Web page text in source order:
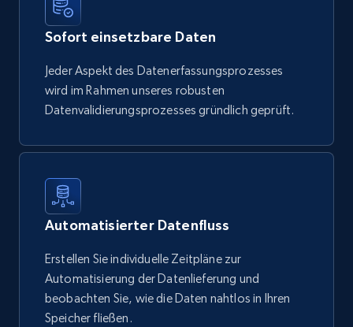
Sofort einsetzbare Daten
Jeder Aspekt des Datenerfassungsprozesses
wird im Rahmen unseres robusten
Datenvalidierungsprozesses gründlich geprüft.
Automatisierter Datenfluss
Erstellen Sie individuelle Zeitpläne zur
Automatisierung der Datenlieferung und
beobachten Sie, wie die Daten nahtlos in Ihren
Speicher fließen.